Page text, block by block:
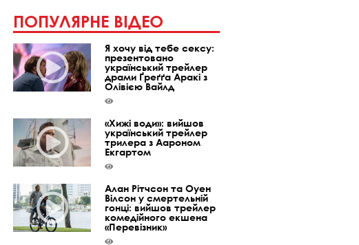
ПОПУЛЯРНЕ ВІДЕО
Я хочу від тебе сексу:
презентовано
український трейлер
драми Ґреґґа Аракі з
Олівією Вайлд
«Хижі води»: вийшов
український трейлер
трилера з Аароном
Екгартом
Алан Рітчсон та Оуен
Вілсон у смертельній
гонці: вийшов трейлер
комедійного екшена
«Перевізник»